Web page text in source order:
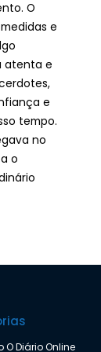
O
e
atenta e
e
tempo.
no
o
O Diário Online